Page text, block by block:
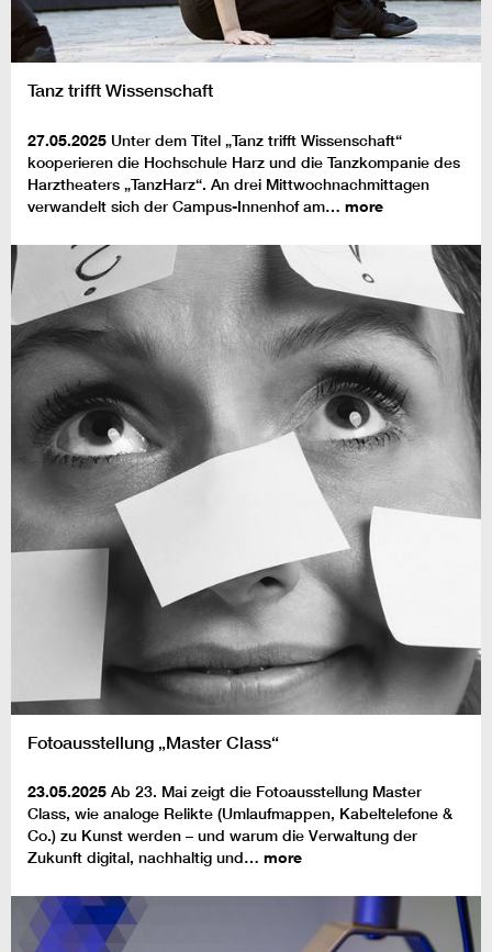
Tanz trifft Wissenschaft
27.05.2025 Unter dem Titel „Tanz trifft Wissenschaft“
kooperieren die Hochschule Harz und die Tanzkompanie des
Harztheaters „TanzHarz“. An drei Mittwochnachmittagen
verwandelt sich der Campus-Innenhof am… more
Fotoausstellung „Master Class“
23.05.2025 Ab 23. Mai zeigt die Fotoausstellung Master
Class, wie analoge Relikte (Umlaufmappen, Kabeltelefone &
Co.) zu Kunst werden – und warum die Verwaltung der
Zukunft digital, nachhaltig und… more